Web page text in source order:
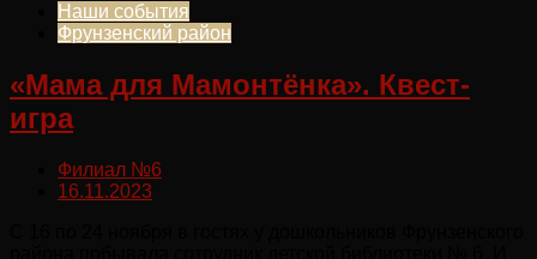
Наши события
Фрунзенский район
«Мама для Мамонтёнка». Квест-
игра
Филиал №6
16.11.2023